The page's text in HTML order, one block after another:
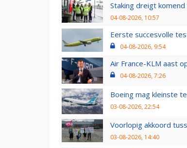
Staking dreigt
04-08-2026, 10:57
Eerste succesvolle
04-08-2026, 9:54
Air France-KLM aast
04-08-2026, 7:26
Boeing mag kleinste
03-08-2026, 22:54
Voorlopig akkoord
03-08-2026, 14:40